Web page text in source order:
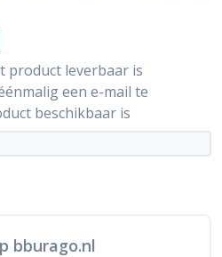
product leverbaar is
een e-mail te
beschikbaar is
bburago.nl